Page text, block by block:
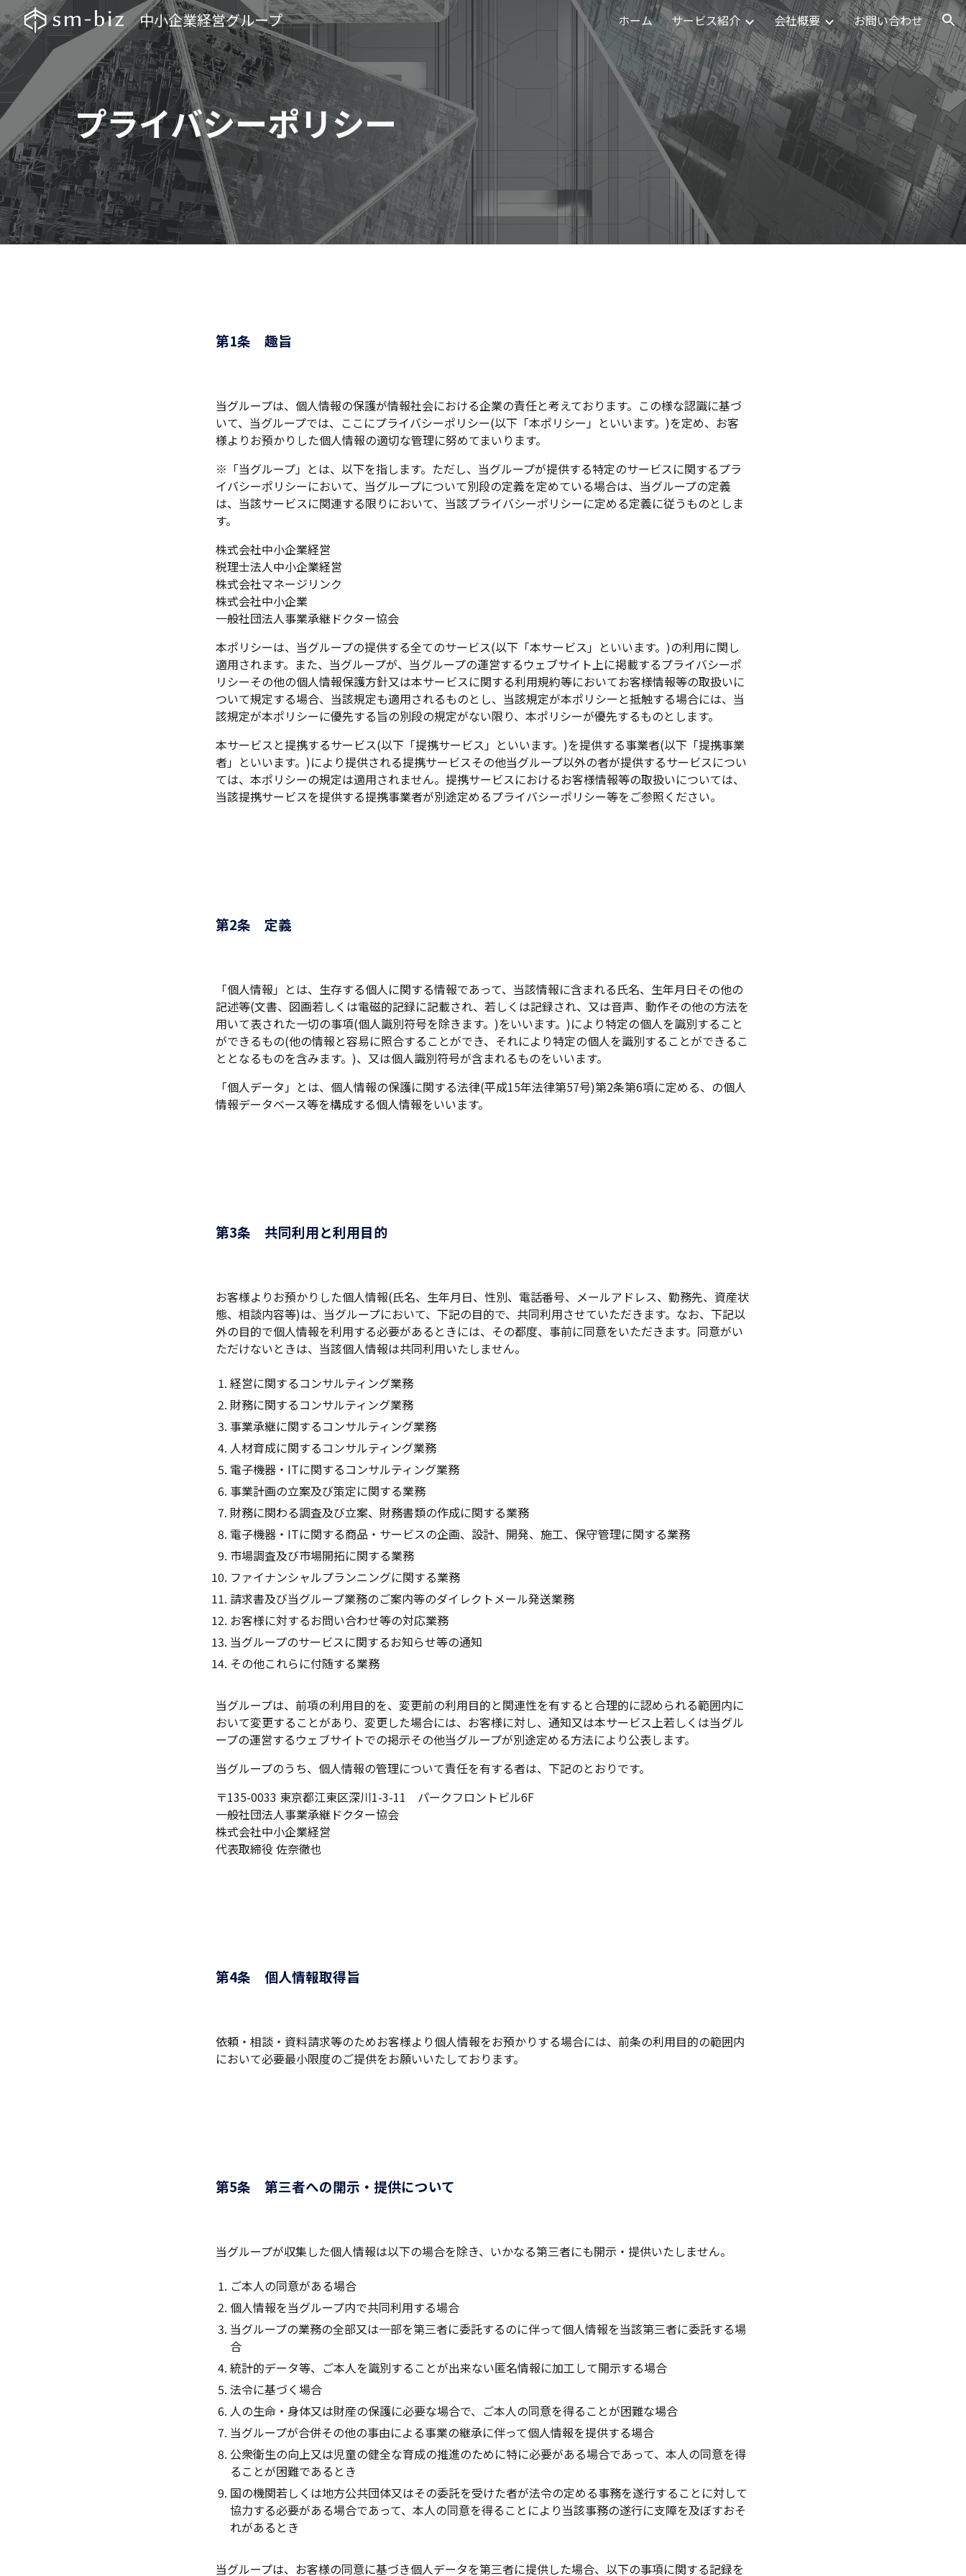
Skip to main content Skip to navigation
中小企業経営グループ ホーム サービス紹介 会社概要 お問い合わせ
プライバシーポリシー
第1条 趣旨
当グループは、個人情報の保護が情報社会における企業の責任と考えております。この様な認識に基づ
いて、当グループでは、ここにプライバシーポリシー(以下「本ポリシー」といいます。)を定め、お客
様よりお預かりした個人情報の適切な管理に努めてまいります。
※「当グループ」とは、以下を指します。ただし、当グループが提供する特定のサービスに関するプラ
イバシーポリシーにおいて、当グループについて別段の定義を定めている場合は、当グループの定義
は、当該サービスに関連する限りにおいて、当該プライバシーポリシーに定める定義に従うものとしま
す。
株式会社中小企業経営
税理士法人中小企業経営
株式会社マネージリンク
株式会社中小企業
一般社団法人事業承継ドクター協会
本ポリシーは、当グループの提供する全てのサービス(以下「本サービス」といいます。)の利用に関し
適用されます。また、当グループが、当グループの運営するウェブサイト上に掲載するプライバシーポ
リシーその他の個人情報保護方針又は本サービスに関する利用規約等においてお客様情報等の取扱いに
ついて規定する場合、当該規定も適用されるものとし、当該規定が本ポリシーと抵触する場合には、当
該規定が本ポリシーに優先する旨の別段の規定がない限り、本ポリシーが優先するものとします。
本サービスと提携するサービス(以下「提携サービス」といいます。)を提供する事業者(以下「提携事業
者」といいます。)により提供される提携サービスその他当グループ以外の者が提供するサービスについ
ては、本ポリシーの規定は適用されません。提携サービスにおけるお客様情報等の取扱いについては、
当該提携サービスを提供する提携事業者が別途定めるプライバシーポリシー等をご参照ください。
第2条 定義
「個人情報」とは、生存する個人に関する情報であって、当該情報に含まれる氏名、生年月日その他の
記述等(文書、図画若しくは電磁的記録に記載され、若しくは記録され、又は音声、動作その他の方法を
用いて表された一切の事項(個人識別符号を除きます。)をいいます。)により特定の個人を識別すること
ができるもの(他の情報と容易に照合することができ、それにより特定の個人を識別することができるこ
ととなるものを含みます。)、又は個人識別符号が含まれるものをいいます。
「個人データ」とは、個人情報の保護に関する法律(平成15年法律第57号)第2条第6項に定める、の個人
情報データベース等を構成する個人情報をいいます。
第3条 共同利用と利用目的
お客様よりお預かりした個人情報(氏名、生年月日、性別、電話番号、メールアドレス、勤務先、資産状
態、相談内容等)は、当グループにおいて、下記の目的で、共同利用させていただきます。なお、下記以
外の目的で個人情報を利用する必要があるときには、その都度、事前に同意をいただきます。同意がい
ただけないときは、当該個人情報は共同利用いたしません。
経営に関するコンサルティング業務
財務に関するコンサルティング業務
事業承継に関するコンサルティング業務
人材育成に関するコンサルティング業務
電子機器・ITに関するコンサルティング業務
事業計画の立案及び策定に関する業務
財務に関わる調査及び立案、財務書類の作成に関する業務
電子機器・ITに関する商品・サービスの企画、設計、開発、施工、保守管理に関する業務
市場調査及び市場開拓に関する業務
ファイナンシャルプランニングに関する業務
請求書及び当グループ業務のご案内等のダイレクトメール発送業務
お客様に対するお問い合わせ等の対応業務
当グループのサービスに関するお知らせ等の通知
その他これらに付随する業務
当グループは、前項の利用目的を、変更前の利用目的と関連性を有すると合理的に認められる範囲内に
おいて変更することがあり、変更した場合には、お客様に対し、通知又は本サービス上若しくは当グル
ープの運営するウェブサイトでの掲示その他当グループが別途定める方法により公表します。
当グループのうち、個人情報の管理について責任を有する者は、下記のとおりです。
〒135-0033 東京都江東区深川1-3-11 パークフロントビル6F
一般社団法人事業承継ドクター協会
株式会社中小企業経営
代表取締役 佐奈徹也
第4条 個人情報取得旨
依頼・相談・資料請求等のためお客様より個人情報をお預かりする場合には、前条の利用目的の範囲内
において必要最小限度のご提供をお願いいたしております。
第5条 第三者への開示・提供について
当グループが収集した個人情報は以下の場合を除き、いかなる第三者にも開示・提供いたしません。
ご本人の同意がある場合
個人情報を当グループ内で共同利用する場合
当グループの業務の全部又は一部を第三者に委託するのに伴って個人情報を当該第三者に委託する場
合
統計的データ等、ご本人を識別することが出来ない匿名情報に加工して開示する場合
法令に基づく場合
人の生命・身体又は財産の保護に必要な場合で、ご本人の同意を得ることが困難な場合
当グループが合併その他の事由による事業の継承に伴って個人情報を提供する場合
公衆衛生の向上又は児童の健全な育成の推進のために特に必要がある場合であって、本人の同意を得
ることが困難であるとき
国の機関若しくは地方公共団体又はその委託を受けた者が法令の定める事務を遂行することに対して
協力する必要がある場合であって、本人の同意を得ることにより当該事務の遂行に支障を及ぼすおそ
れがあるとき
当グループは、お客様の同意に基づき個人データを第三者に提供した場合、以下の事項に関する記録を